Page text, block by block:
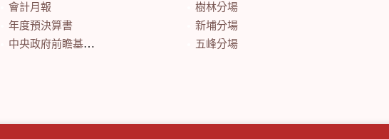
會計月報
年度預決算書
中央政府前瞻基礎建設計畫特別預算會計月報
樹林分場
新埔分場
五峰分場